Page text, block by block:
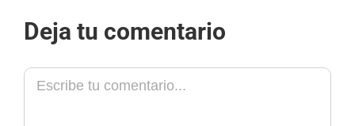
Deja tu comentario
Comment